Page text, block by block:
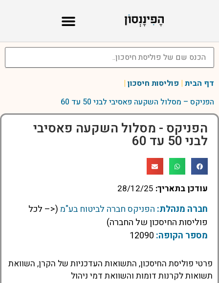
דף הבית | פוליסות חיסכון |
הפניקס – מסלול השקעה פאסיבי לבני 50 עד 60
הפניקס - מסלול השקעה פאסיבי
לבני 50 עד 60
עודכן בתאריך: 28/12/25
חברה מנהלת: הפניקס חברה לביטוח בע"מ (<– לכל
פוליסות החיסכון של החברה)
מספר הקופה:
פרטי פוליסת החיסכון, התשואות העדכניות של הקרן, השוואת
תשואות לקרנות דומות והשוואת דמי ניהול